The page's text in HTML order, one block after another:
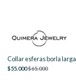
Collar esferas borla larga
$55.000$65.000